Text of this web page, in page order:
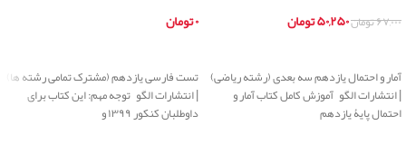
۶۷,۰۰۰تومان۵۰,۲۵۰تومان
آمار و احتمال یازدهم سه بعدی (رشته ریاضی)
| انتشارات الگو آموزش کامل کتاب آمار و
احتمال پایۀ یازدهم
۰تومان
تست فارسی یازدهم (مشترک تمامی رشته ها)
| انتشارات الگو توجه مهم: این کتاب برای
داوطلبان کنکور ۱۳۹۹ و